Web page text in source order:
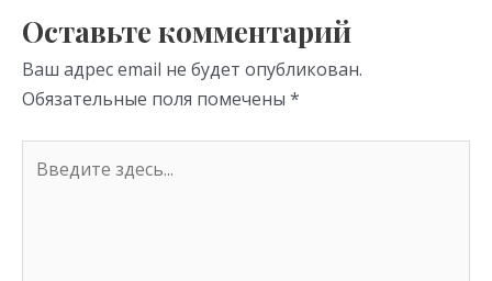
ni
ki
Оставьте комментарий
Ваш адрес email не будет опубликован.
Обязательные поля помечены *
здесь...